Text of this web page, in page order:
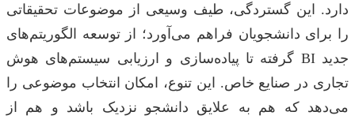
دارد. این گستردگی، طیف وسیعی از موضوعات تحقیقاتی
را برای دانشجویان فراهم می‌آورد؛ از توسعه الگوریتم‌های
جدید BI گرفته تا پیاده‌سازی و ارزیابی سیستم‌های هوش
تجاری در صنایع خاص. این تنوع، امکان انتخاب موضوعی را
می‌دهد که هم به علایق دانشجو نزدیک باشد و هم از